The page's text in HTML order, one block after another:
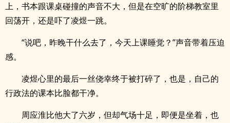
上，书本跟课桌碰撞的声音不大，但是在空旷的阶梯教室里
回荡开，还是吓了凌煜一跳。
“说吧，昨晚干什么去了，今天上课睡觉？”声音带着压迫
感。
凌煜心里的最后一丝侥幸终于被打碎了，也是，自己的
行政法的课本比脸都干净。
周应淮比他大了六岁，但却气场十足，即便是坐着，也